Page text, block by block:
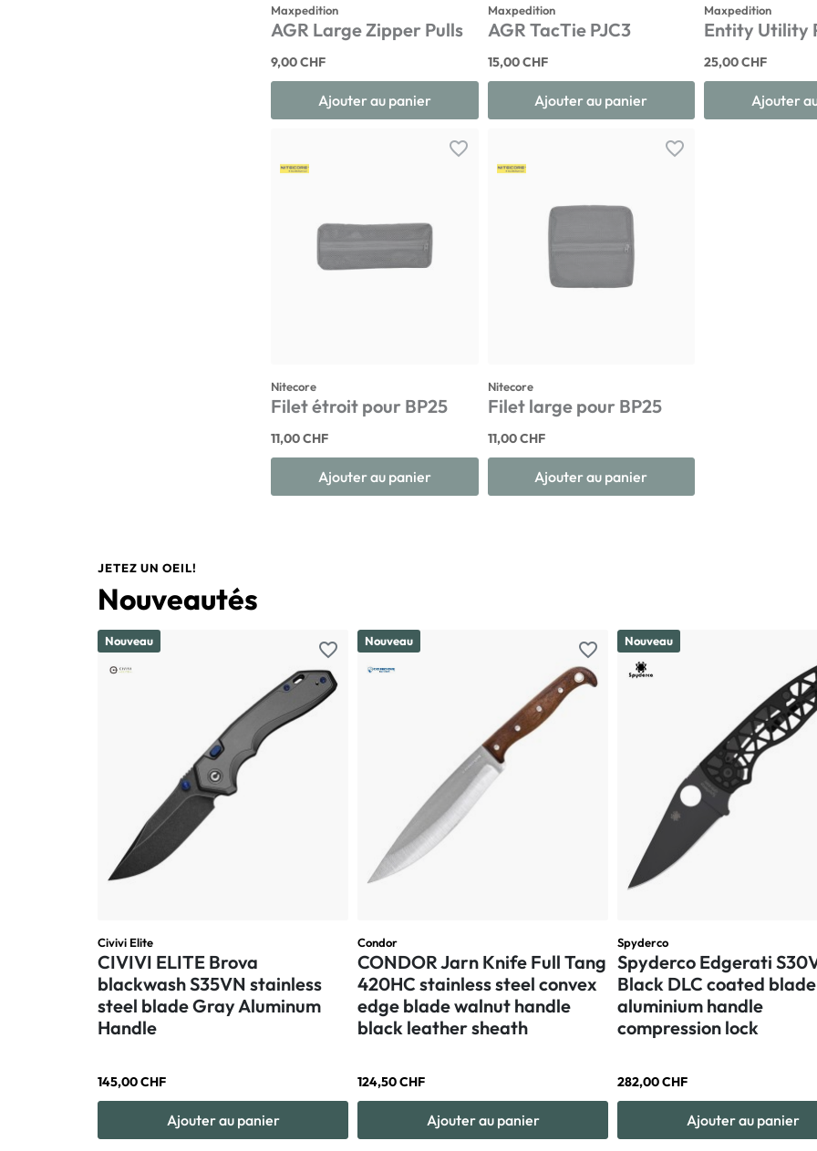
Maxpedition
AGR Large Zipper Pulls
9,00 CHF
Ajouter au panier
Maxpedition
AGR TacTie PJC3
15,00 CHF
Ajouter au panier
Maxpedition
Entity Utility
25,00 CHF
Ajouter
favorite_border
Nitecore
Filet étroit pour BP25
11,00 CHF
Ajouter au panier
favorite_border
Nitecore
Filet large pour BP25
11,00 CHF
Ajouter au panier
JETEZ UN OEIL!
Nouveautés
favorite_border
Nouveau
Civivi Elite
CIVIVI ELITE Brova
blackwash S35VN stainless
steel blade Gray Aluminum
Handle
145,00 CHF
Ajouter au panier
favorite_border
Nouveau
Condor
CONDOR Jarn Knife Full Tang
420HC stainless steel convex
edge blade walnut handle
black leather sheath
124,50 CHF
Ajouter au panier
Nouveau
Spyderco
Spyderco Edgerati
Black DLC coated
aluminium handle
compression lock
282,00 CHF
Ajouter au panier